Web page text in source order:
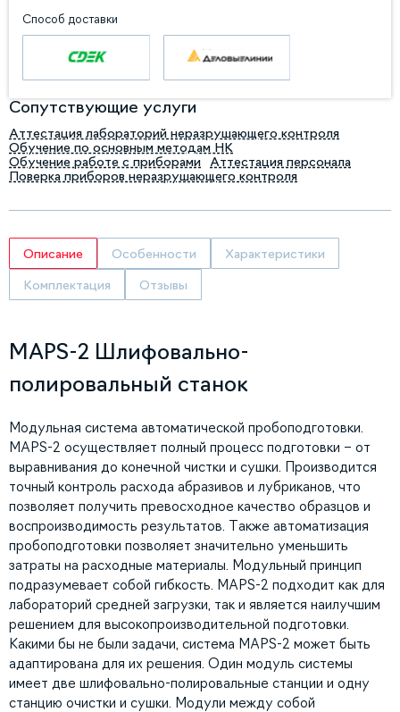
Способ доставки
Сопутствующие услуги
Аттестация лабораторий неразрушающего контроля
Обучение по основным методам НК
Обучение работе с приборами
Аттестация персонала
Поверка приборов неразрушающего контроля
Описание Особенности Характеристики
Комплектация Отзывы
MAPS-2 Шлифовально-
полировальный станок
Модульная система автоматической пробоподготовки.
MAPS-2 осуществляет полный процесс подготовки – от
выравнивания до конечной чистки и сушки. Производится
точный контроль расхода абразивов и лубриканов, что
позволяет получить превосходное качество образцов и
воспроизводимость результатов. Также автоматизация
пробоподготовки позволяет значительно уменьшить
затраты на расходные материалы. Модульный принцип
подразумевает собой гибкость. MAPS-2 подходит как для
лабораторий средней загрузки, так и является наилучшим
решением для высокопроизводительной подготовки.
Какими бы не были задачи, система MAPS-2 может быть
адаптирована для их решения. Один модуль системы
имеет две шлифовально-полировальные станции и одну
станцию очистки и сушки. Модули между собой